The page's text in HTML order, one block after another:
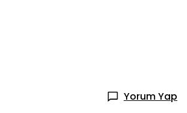
Yorum Yap